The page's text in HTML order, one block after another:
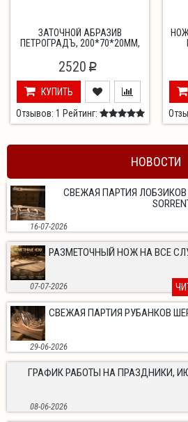
ЗАТОЧНОЙ АБРАЗИВ
ПЕТРОГРАДЪ, 200*70*20ММ,
2520 p
КУПИТЬ
Отзывов: 1 Рейтинг:
НОВОСТИ
СВЕЖАЯ ПАРТИЯ
16-07-2026
РАЗМЕТОЧНЫЙ НОЖ НА ВСЕ
07-07-2026
СВЕЖАЯ ПАРТИЯ РУБАНКОВ
29-06-2026
ГРАФИК РАБОТЫ НА ПРАЗДНИКИ,
08-06-2026